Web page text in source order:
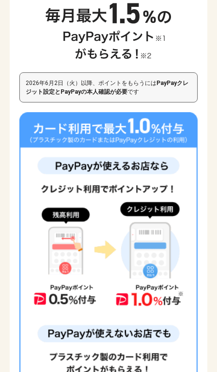
PayPayカード ゴールドでの特典受け取り設定のご案内
特典を受け取るためには設定が必要です。ご契約の状況によって必要な
設定が異なります。いくつかの質問にご回答いただくとお客様に必要な
設定をご確認いただけます
年3月1日追記）。PayPayカード ゴールドでお支払いされている場合が対象とな
り、PayPayカード ゴールドをお持ちの方に対して付与します。
※4 ワイモバイルのスマートフォンとの合算請求時。SoftBank 光/Airのみをご利用
ゴールド家族カードでのお支払いについては、付与率・付与先が異なる場合が
こちら
「シンプル3」プランは付与率が異なります。付与ポイントの詳細は
ください
特典を受け取るためには設定が必要です。ご契約の状況によって必要な設定
が異なります。ワイモバイルご利用の方はこちら（外部サイト）
ださい
※3 ワイモバイルのスマートフォンとの合算請求時。おうちでんき/自然でんきのみ
をご利用のお客さまは1.5％となり、PayPayポイントでの付与となります。
年3月請求分（予定）
2024年4月のご請求分より、オプション料、消費税等がポイ
ント付与対象外となります。詳細は
提供条件書別紙（外部サイト）
い（2024年3月1日追記）。PayPayカード ゴールドでお支払いされている場合が
対象となり、PayPayカード ゴールドをお持ちの方に対して付与します。
※4 ゴールド家族カードでのお支払いについては、付与率・付与先が異なる場合が
「シンプル3」プランは付与率が異なります。2026年6月2日（火）以降、
契約状況により、PayPayカード ゴールドで支払いした際のPayPayポイン
ト1.5％の付与方法を変更します。付与ポイントの詳細は
モバイルサービスご利用特典またはワイモバイル店頭でご確認ください
特典を受け取るためには設定が必要です。ご契約の状況によって必要な設定
が異なります。
ワイモバイルご利用の方はこちら（外部サイト）でご確認く
2026年6月2日（火）以降、ポイントをもらうにはPayPayクレ
ジット設定とPayPayの本人確認が必要です